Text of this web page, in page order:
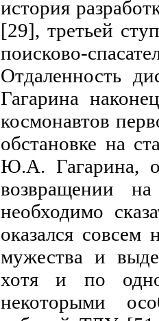
история
[29], третьей
поисково-
Отдаленность
Гагарина
космонавтов
обстановке на
Ю.А. Гагарина,
возвращении
необходимо
оказался совсем
мужества и
хотя и по
некоторыми